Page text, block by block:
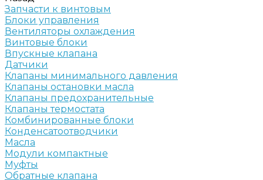
Запчасти к винтовым
Блоки управления
Вентиляторы охлаждения
Винтовые блоки
Впускные клапана
Датчики
Клапаны минимального давления
Клапаны остановки масла
Клапаны предохранительные
Клапаны термостата
Комбинированные блоки
Конденсатоотводчики
Масла
Модули компактные
Муфты
Обратные клапана